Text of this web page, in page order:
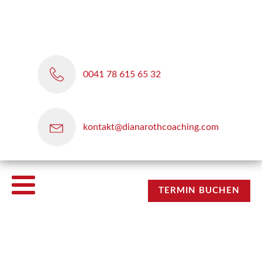
0041 78 615 65 32
kontakt@dianarothcoaching.com
TERMIN BUCHEN